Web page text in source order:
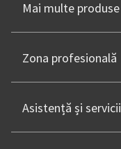
Mai multe produse
Zona profesională
Asistență și servicii